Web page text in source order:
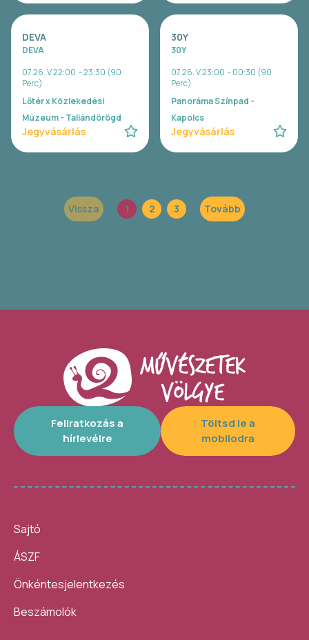
DEVA
DEVA
07.26. V 22:00 - 23:30 (90
Perc)
Lőtér x Közlekedési
Múzeum - Taliándörögd
Jegyvásárlás
30Y
30Y
07.26. V 23:00 - 00:30 (90
Perc)
Panoráma Színpad -
Kapolcs
Jegyvásárlás
Vissza 1 2 3 Tovább
Feliratkozás a
hírlevélre
Töltsd le a
mobilodra
Sajtó
ÁSZF
Önkéntesjelentkezés
Beszámolók